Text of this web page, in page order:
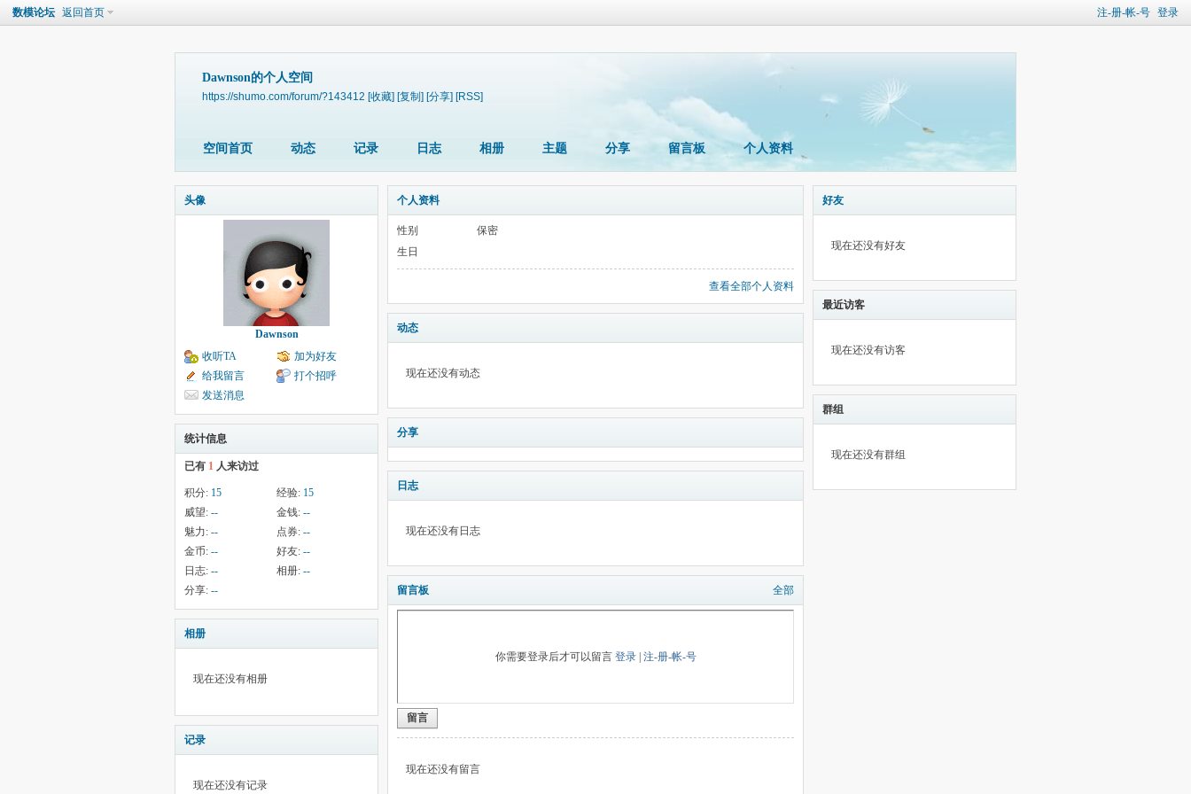
注-册-帐-号 登录
数模论坛 返回首页
Dawnson的个人空间
https://shumo.com/forum/?143412 [收藏] [复制] [分享] [RSS]
空间首页 动态 记录 日志 相册 主题 分享 留言板 个人资料
头像
Dawnson
收听TA
加为好友
给我留言
打个招呼
发送消息
统计信息
已有 1 人来访过
积分: 15 经验: 15
威望: -- 金钱: --
魅力: -- 点券: --
金币: -- 好友: --
日志: -- 相册: --
分享: --
相册
现在还没有相册
记录
现在还没有记录
个人资料
性别
保密
生日
查看全部个人资料
动态
现在还没有动态
分享
日志
现在还没有日志
留言板 全部
你需要登录后才可以留言 登录| 注-册-帐-号
留言
现在还没有留言
好友
现在还没有好友
最近访客
现在还没有访客
群组
现在还没有群组